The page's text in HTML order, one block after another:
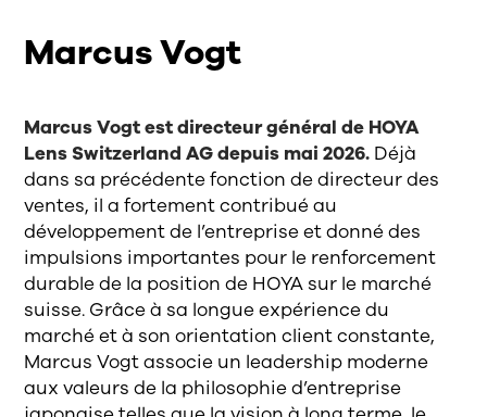
Marcus Vogt
Marcus Vogt est directeur général de HOYA
Lens Switzerland AG depuis mai 2026. Déjà
dans sa précédente fonction de directeur des
ventes, il a fortement contribué au
développement de l’entreprise et donné des
impulsions importantes pour le renforcement
durable de la position de HOYA sur le marché
suisse. Grâce à sa longue expérience du
marché et à son orientation client constante,
Marcus Vogt associe un leadership moderne
aux valeurs de la philosophie d’entreprise